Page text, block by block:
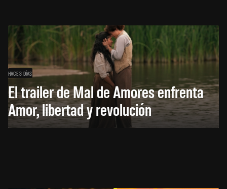
HACE 3 DÍAS
El trailer de Mal de Amores enfrenta
Amor, libertad y revolución